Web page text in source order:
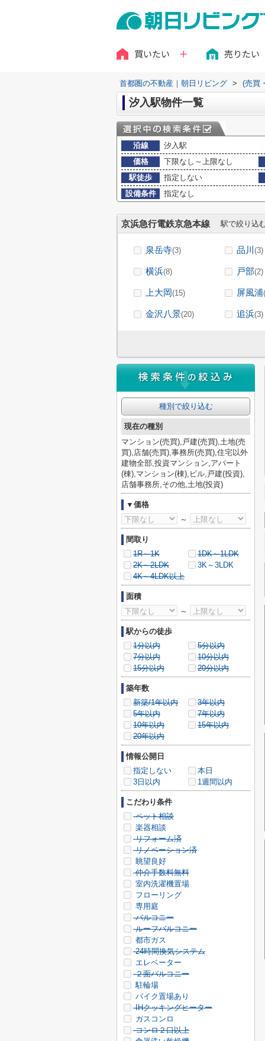
買いたい 売りたい
首都圏の不動産｜朝日リビング > (売買
汐入駅物件一覧
沿線
汐入駅
価格
下限なし～上限なし
駅徒歩
指定しない
設備条件
指定なし
京浜急行電鉄京急本線 駅で絞り込
泉岳寺(3) 品川 (3)
横浜(8) 戸部(2)
上大岡(15) 屏風浦
金沢八景(20) 追浜(3)
種別で絞り込む
現在の種別
マンション(売買),戸建(売買),土地(売
買),店舗(売買),事務所(売買),住宅以外
建物全部,投資マンション,アパート
(棟),マンション(棟),ビル,戸建(投資),
店舗事務所,その他,土地(投資)
▼価格
～
間取り
1R～1K
1DK～1LDK
2K～2LDK
3K～3LDK
4K～4LDK以上
面積
～
駅からの徒歩
1分以内
5分以内
7分以内
10分以内
15分以内
20分以内
築年数
新築/1年以内
3年以内
5年以内
7年以内
10年以内
15年以内
20年以内
情報公開日
指定しない
本日
3日以内
1週間以内
こだわり条件
ペット相談
楽器相談
リフォーム済
リノベーション済
眺望良好
仲介手数料無料
室内洗濯機置場
フローリング
専用庭
バルコニー
ルーフバルコニー
都市ガス
24時間換気システム
エレベーター
２面バルコニー
駐輪場
バイク置場あり
IHクッキングヒーター
ガスコンロ
コンロ２口以上